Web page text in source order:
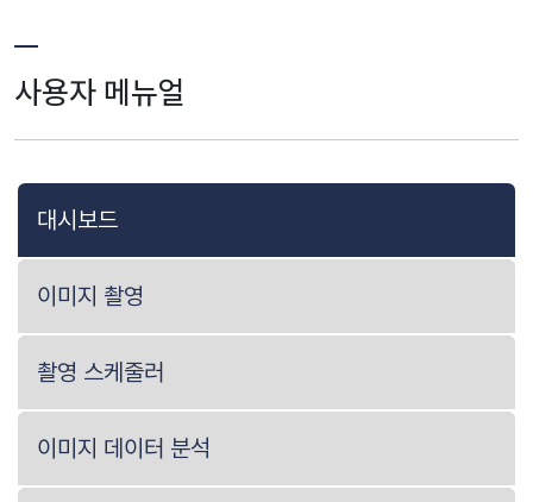
사용자 메뉴얼
대시보드
이미지 촬영
촬영 스케줄러
이미지 데이터 분석